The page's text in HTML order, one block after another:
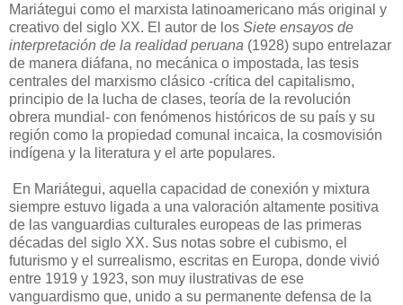
Mariátegui como el marxista latinoamericano más original y
creativo del siglo XX. El autor de los Siete ensayos de
interpretación de la realidad peruana (1928) supo entrelazar
de manera diáfana, no mecánica o impostada, las tesis
centrales del marxismo clásico -crítica del capitalismo,
principio de la lucha de clases, teoría de la revolución
obrera mundial- con fenómenos históricos de su país y su
región como la propiedad comunal incaica, la cosmovisión
indígena y la literatura y el arte populares.
En Mariátegui, aquella capacidad de conexión y mixtura
siempre estuvo ligada a una valoración altamente positiva
de las vanguardias culturales europeas de las primeras
décadas del siglo XX. Sus notas sobre el cubismo, el
futurismo y el surrealismo, escritas en Europa, donde vivió
entre 1919 y 1923, son muy ilustrativas de ese
vanguardismo que, unido a su permanente defensa de la